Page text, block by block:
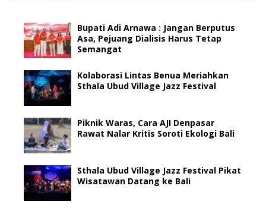
Bupati Adi Arnawa : Jangan Berputus
Asa, Pejuang Dialisis Harus Tetap
Semangat
Kolaborasi Lintas Benua Meriahkan
Sthala Ubud Village Jazz Festival
Piknik Waras, Cara AJI Denpasar
Rawat Nalar Kritis Soroti Ekologi Bali
Sthala Ubud Village Jazz Festival Pikat
Wisatawan Datang ke Bali